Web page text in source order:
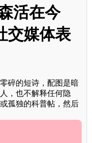
活在今
交媒体表
碎的短诗，配图是暗
，也不解释任何隐
孤独的科普帖，然后